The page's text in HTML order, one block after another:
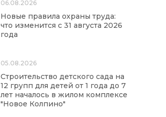
06.08.2026
Новые правила охраны труда:
что изменится с 31 августа 2026
года
05.08.2026
Строительство детского сада на
12 групп для детей от 1 года до 7
лет началось в жилом комплексе
"Новое Колпино"